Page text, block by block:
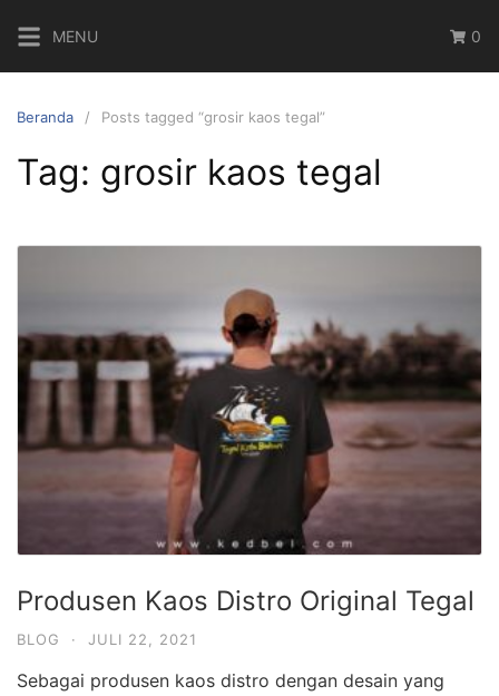
ke
konten
MENU 0
Beranda Posts tagged “grosir kaos tegal”
Tag: grosir kaos tegal
Produsen Kaos Distro Original Tegal
BLOG · JULI 22, 2021
Sebagai produsen kaos distro dengan desain yang